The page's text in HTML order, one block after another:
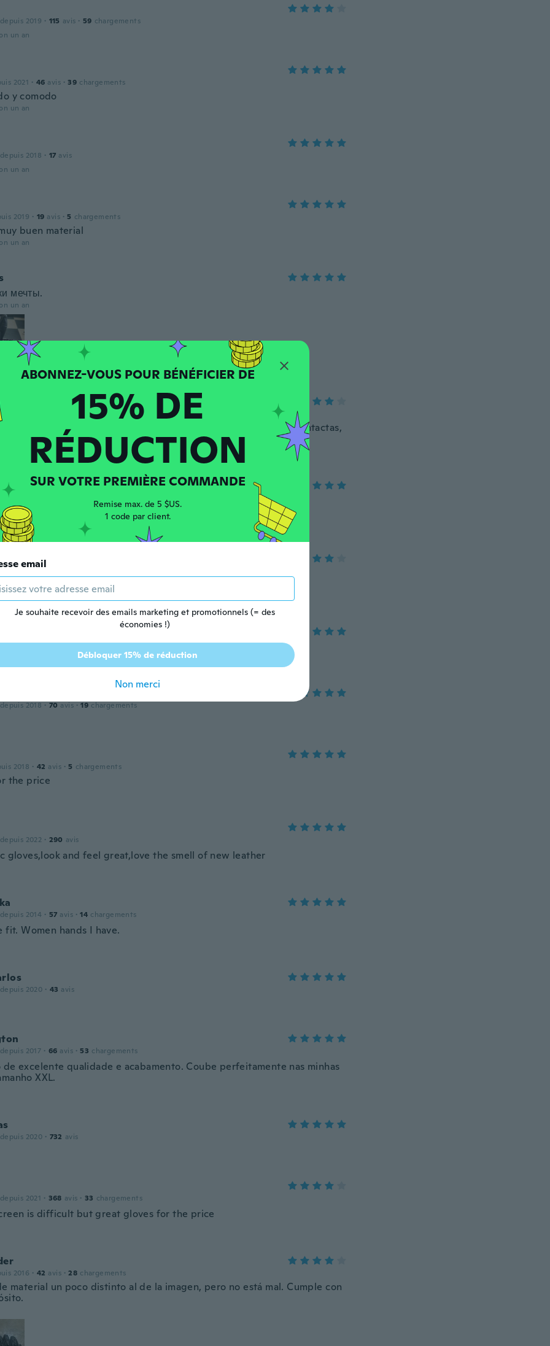
2019 · 115 avis · 59 chargements
un an
2021 · 46 avis · 39 chargements
y comodo
un an
2018 · 17 avis
un an
2019 · 19 avis · 5 chargements
buen material
un an
мечты.
un an
2019 chargements
y de verdad q protege, me saqué la #$@=$# pero mis manos intactas,
los guantes
un an
2022
agradable, se siente de buena calidad
2018
2021 · 14 avis
2018 · 70 avis · 19 chargements
2018 · 42 avis · 5 chargements
the price
2022 · 290 avis
gloves,look and feel great,love the smell of new leather
2014 · 57 avis · 14 chargements
fit. Women hands I have.
2020 · 43 avis
2017 · 66 avis · 53 chargements
de excelente qualidade e acabamento. Coube perfeitamente nas minhas
XXL.
2020 · 732 avis
2021 · 368 avis · 33 chargements
is difficult but great gloves for the price
2016 · 42 avis · 28 chargements
material un poco distinto al de la imagen, pero no está mal. Cumple con
15% DE
RÉDUCTION
SUR VOTRE PREMIÈRE COMMANDE
Remise max. de 5 $US.
1 code par client.
email
Je souhaite recevoir des emails marketing et promotionnels (= des
économies !)
Débloquer 15% de réduction
Non merci